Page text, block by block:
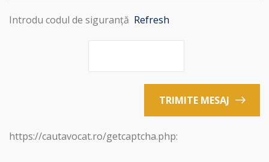
Introdu codul de siguranță Refresh
TRIMITE MESAJ
https://cautavocat.ro/getcaptcha.php: